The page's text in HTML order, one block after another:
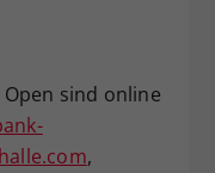
sind online
,